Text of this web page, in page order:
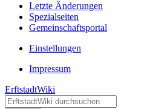
Letzte Änderungen
Spezialseiten
Gemeinschafts­portal
Einstellungen
Impressum
ErftstadtWiki